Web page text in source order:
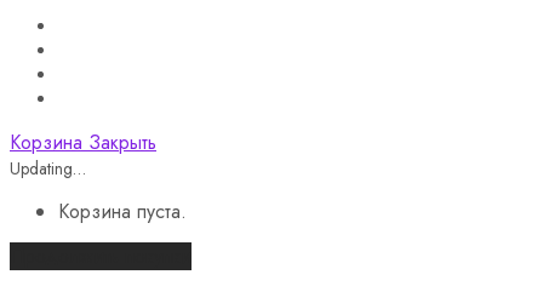
Корзина Закрыть
Updating…
Корзина пуста.